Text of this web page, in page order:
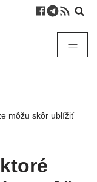
môžu skôr ublížiť